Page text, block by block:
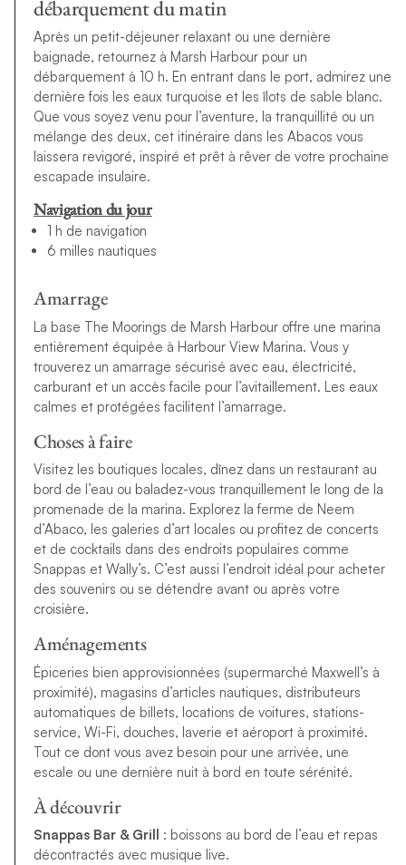
débarquement du matin
Après un petit-déjeuner relaxant ou une dernière
baignade, retournez à Marsh Harbour pour un
débarquement à 10 h. En entrant dans le port, admirez une
dernière fois les eaux turquoise et les îlots de sable blanc.
Que vous soyez venu pour l’aventure, la tranquillité ou un
mélange des deux, cet itinéraire dans les Abacos vous
laissera revigoré, inspiré et prêt à rêver de votre prochaine
escapade insulaire.
Navigation du jour
1 h de navigation
6 milles nautiques
Amarrage
La base The Moorings de Marsh Harbour offre une marina
entièrement équipée à Harbour View Marina. Vous y
trouverez un amarrage sécurisé avec eau, électricité,
carburant et un accès facile pour l’avitaillement. Les eaux
calmes et protégées facilitent l’amarrage.
Choses à faire
Visitez les boutiques locales, dînez dans un restaurant au
bord de l’eau ou baladez-vous tranquillement le long de la
promenade de la marina. Explorez la ferme de Neem
d’Abaco, les galeries d’art locales ou profitez de concerts
et de cocktails dans des endroits populaires comme
Snappas et Wally’s. C’est aussi l’endroit idéal pour acheter
des souvenirs ou se détendre avant ou après votre
croisière.
Aménagements
Épiceries bien approvisionnées (supermarché Maxwell’s à
proximité), magasins d’articles nautiques, distributeurs
automatiques de billets, locations de voitures, stations-
service, Wi-Fi, douches, laverie et aéroport à proximité.
Tout ce dont vous avez besoin pour une arrivée, une
escale ou une dernière nuit à bord en toute sérénité.
À découvrir
Snappas Bar & Grill : boissons au bord de l’eau et repas
décontractés avec musique live.